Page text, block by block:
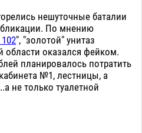
нешуточные баталии
По мнению
", "золотой" унитаз
области оказался фейком.
планировалось потратить
№1, лестницы, а
не только туалетной